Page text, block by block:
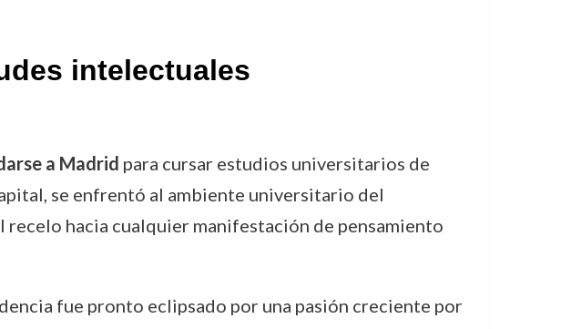
intelectuales
a Madrid para cursar estudios universitarios de
se enfrentó al ambiente universitario del
hacia cualquier manifestación de pensamiento
fue pronto eclipsado por una pasión creciente por